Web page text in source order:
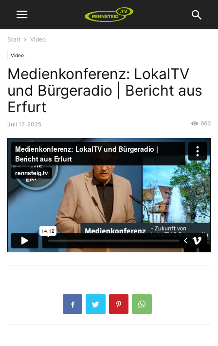
Start Video
Video
Medienkonferenz: LokalTV
und Bürgeradio | Bericht aus
Erfurt
Juli 17, 2025 666